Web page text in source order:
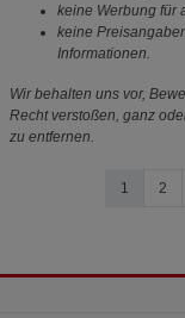
keine Werbung für
keine
Informationen.
Wir behalten uns vor,
Recht verstoßen, ganz
zu entfernen.
1 2